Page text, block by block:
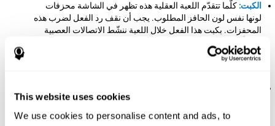
This website uses cookies
We use cookies to personalise content and ads, to
الكبت: كلّما تتقدّم اللعبة العقلية هذه تظهر في الشاشة محزفات
لونها نفس لون الحافز المطلوب. يجب أن نقف رد الفعل لضرب هذه
المحفزات. بكبت هذا الفعل خلال اللعبة ننشّط الاتصالات العصبية
إيقاف السلوك غير المناسب و إنشاء أجوبة من خلال الانتباه
المطلوب قبل اختفائه، لذلك نحتاج إلى رد الفعل الجيّد لضربها في
الوقت. بممارسة هذه اللعبة ننشّط زمن الكمون. إنّ تحسّن هذه